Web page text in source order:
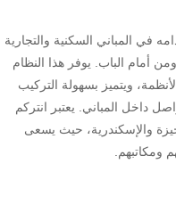
المباني السكنية والتجارية
الباب. يوفر هذا النظام
ويتميز بسهولة التركيب
داخل المباني. يعتبر انتركم
والإسكندرية، حيث يسعى